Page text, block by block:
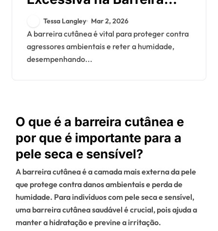
Cutânea: Danos,
Reparação, Prevenção
Tessa Langley Mar 2, 2026
A barreira cutânea é vital para proteger contra
agressores ambientais e reter a humidade,
desempenhando...
O que é a barreira cutânea e
por que é importante para a
pele seca e sensível?
A barreira cutânea é a camada mais externa da pele
que protege contra danos ambientais e perda de
humidade. Para indivíduos com pele seca e sensível,
uma barreira cutânea saudável é crucial, pois ajuda a
manter a hidratação e previne a irritação.